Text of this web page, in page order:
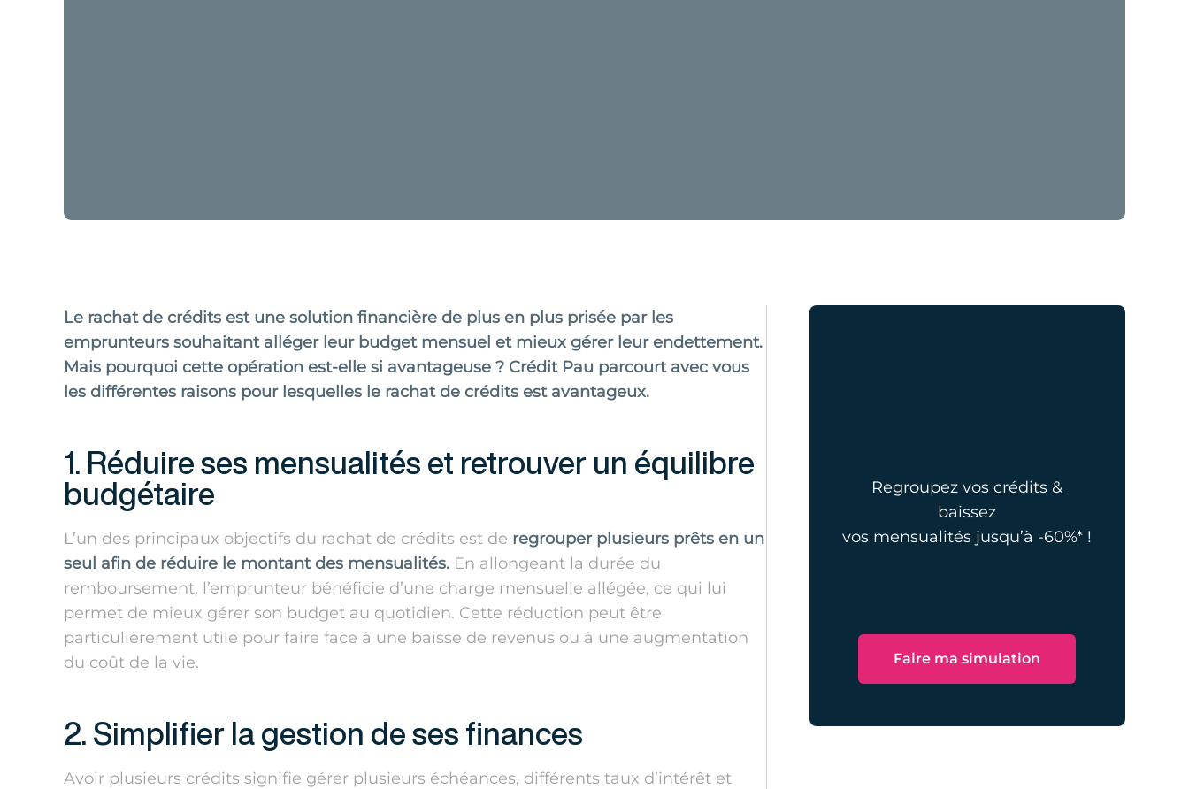
Le rachat de crédits est une solution financière de plus en plus prisée par les
emprunteurs souhaitant alléger leur budget mensuel et mieux gérer leur endettement.
Mais pourquoi cette opération est-elle si avantageuse ? Crédit Pau parcourt avec vous
les différentes raisons pour lesquelles le rachat de crédits est avantageux.
1. Réduire ses mensualités et retrouver un équilibre
budgétaire
L’un des principaux objectifs du rachat de crédits est de regrouper plusieurs prêts en un
seul afin de réduire le montant des mensualités. En allongeant la durée du
remboursement, l’emprunteur bénéficie d’une charge mensuelle allégée, ce qui lui
permet de mieux gérer son budget au quotidien. Cette réduction peut être
particulièrement utile pour faire face à une baisse de revenus ou à une augmentation
du coût de la vie.
2. Simplifier la gestion de ses finances
Avoir plusieurs crédits signifie gérer plusieurs échéances, différents taux d’intérêt et
Regroupez vos crédits &
baissez
vos mensualités jusqu’à -60%* !
Faire ma simulation